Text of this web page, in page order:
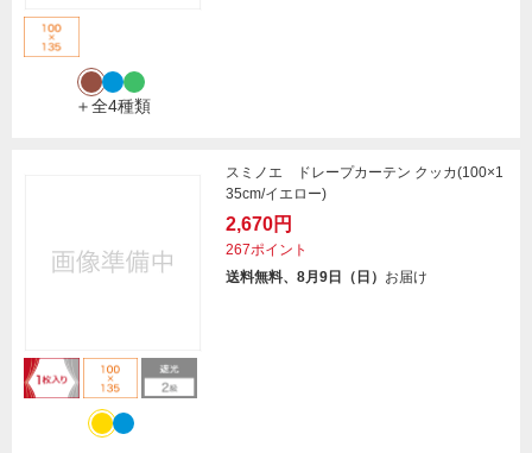
＋全4種類
スミノエ ドレープカーテン クッカ(100×1
35cm/イエロー)
2,670円
267ポイント
送料無料、8月9日（日） お届け